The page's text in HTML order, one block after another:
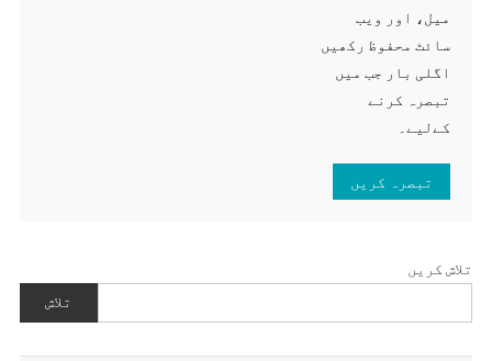
میل، اور ویب
سائٹ محفوظ رکھیں
اگلی بار جب میں
تبصرہ کرنے
کےلیے۔
تلاش کریں
تلاش